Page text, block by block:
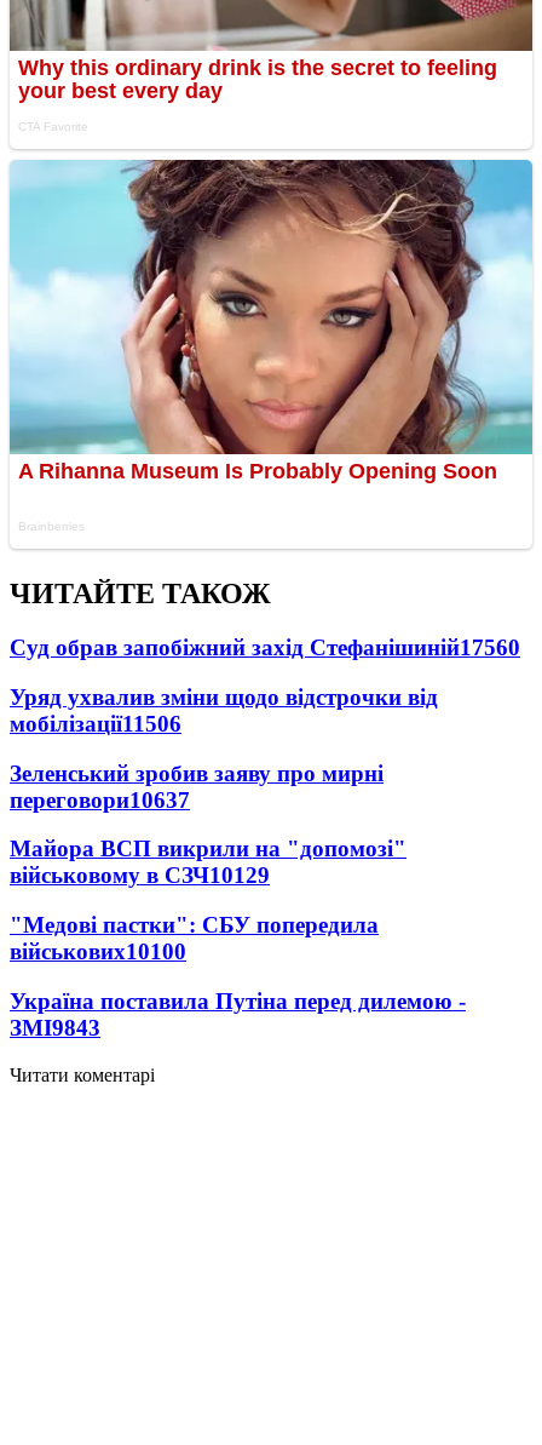
ЧИТАЙТЕ ТАКОЖ
Суд обрав запобіжний захід Стефанішиній17560
Уряд ухвалив зміни щодо відстрочки від
мобілізації11506
Зеленський зробив заяву про мирні
переговори10637
Майора ВСП викрили на "допомозі"
військовому в СЗЧ10129
"Медові пастки": СБУ попередила
військових10100
Україна поставила Путіна перед дилемою -
ЗМІ9843
Читати коментарі